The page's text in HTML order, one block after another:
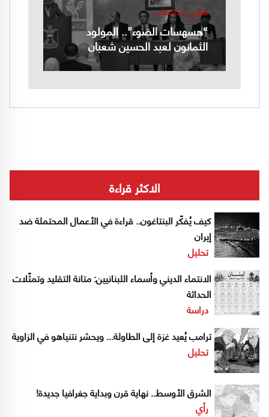
هاني سليمان
“هسهسات الضوء”.. المولود
الثمانون لعبد الحسين شعبان
الاكثر قراءة
كيف يُفكّر البنتاغون.. قراءة في الأعمال المحتملة ضد
إيران
تحليل
الانتماء الديني وأسماء اللبنانيين: متانة التقليد وتمثّلات
الحداثة
دراسة
ترامب يُعيد غزة إلى الطاولة... ويحشر نتنياهو في الزاوية
تحليل
الشرق الأوسط.. نهاية قرن وبداية جغرافيا جديدة!
رأي